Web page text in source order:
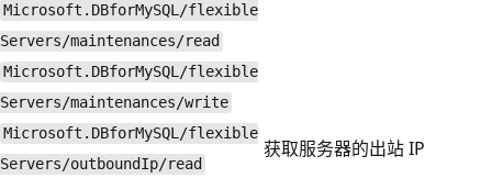
Microsoft.DBforMySQL/flexible
Servers/maintenances/read
Microsoft.DBforMySQL/flexible
Servers/maintenances/write
Microsoft.DBforMySQL/flexible
Servers/outboundIp/read
获取服务器的出站 IP